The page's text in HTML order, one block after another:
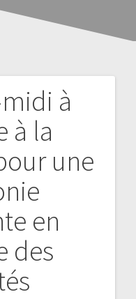
à
à la
une
en
des